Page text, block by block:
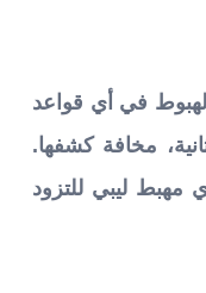
في أي قواعد
مخافة كشفها.
ليبي للتزود